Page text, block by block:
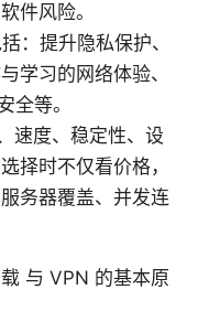
件风险。
：提升隐私保护、
学习的网络体验、
全等。
速度、稳定性、设
择时不仅看价格，
务器覆盖、并发连
与 VPN 的基本原